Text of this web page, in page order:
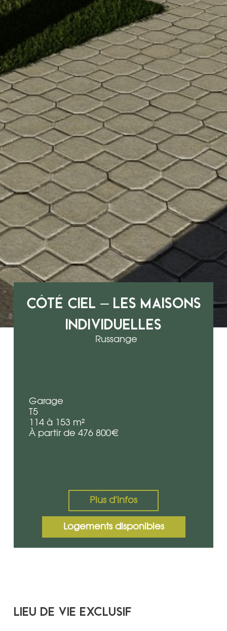
Côté Ciel – Les maisons
individuelles
Russange
Garage
T5
114 à 153 m²
À partir de 476 800€
Plus d'infos
Logements disponibles
LIEU DE VIE EXCLUSIF